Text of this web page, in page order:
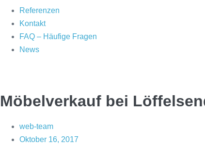
Referenzen
Kontakt
FAQ – Häufige Fragen
News
Möbelverkauf bei
web-team
Oktober 16, 2017